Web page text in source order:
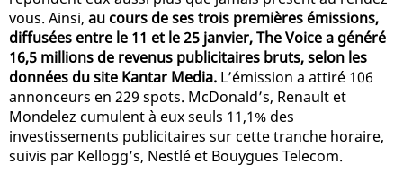
vous. Ainsi, au cours de ses trois premières émissions,
diffusées entre le 11 et le 25 janvier, The Voice a généré
16,5 millions de revenus publicitaires bruts, selon les
données du site Kantar Media. L’émission a attiré 106
annonceurs en 229 spots. McDonald’s, Renault et
Mondelez cumulent à eux seuls 11,1% des
investissements publicitaires sur cette tranche horaire,
suivis par Kellogg’s, Nestlé et Bouygues Telecom.